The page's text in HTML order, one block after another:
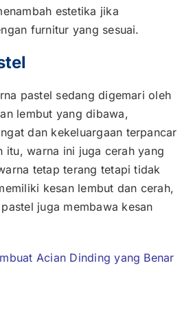
estetika jika
furnitur yang sesuai.
pastel sedang digemari oleh
lembut yang dibawa,
dan kekeluargaan terpancar
itu, warna ini juga cerah yang
tetap terang tetapi tidak
kesan lembut dan cerah,
juga membawa kesan
Acian Dinding yang Benar